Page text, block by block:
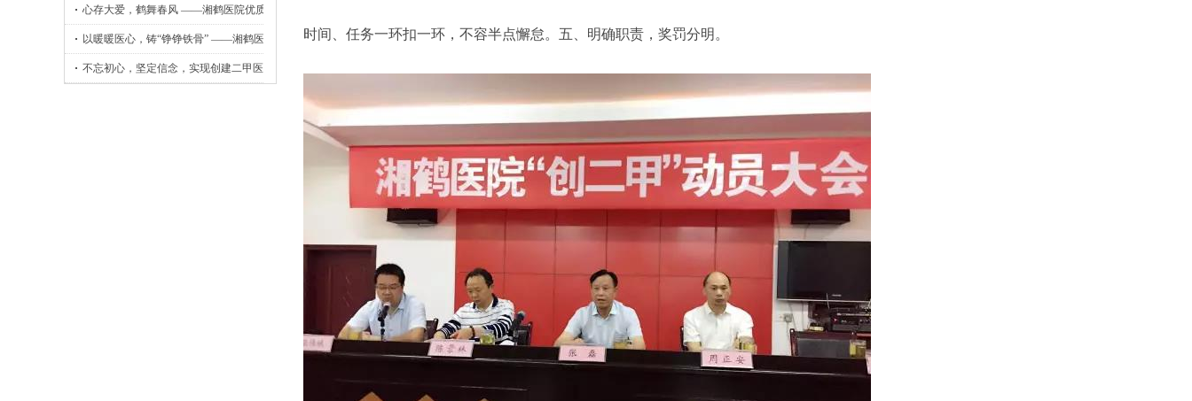
心存大爱，鹤舞春风 ——湘鹤医院优质护理工作侧记
以暖暖医心，铸“铮铮铁骨” ——湘鹤医院骨外科小记
不忘初心，坚定信念，实现创建二甲医院目标
时间、任务一环扣一环，不容半点懈怠。五、明确职责，奖罚分明。